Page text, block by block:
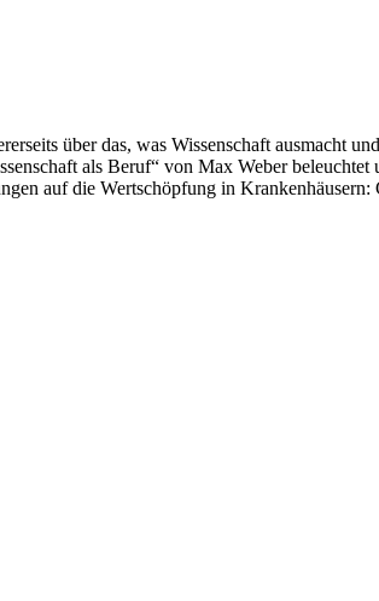
über das, was Wissenschaft ausmacht
als Beruf“ von Max Weber beleuchtet
auf die Wertschöpfung in Krankenhäusern: